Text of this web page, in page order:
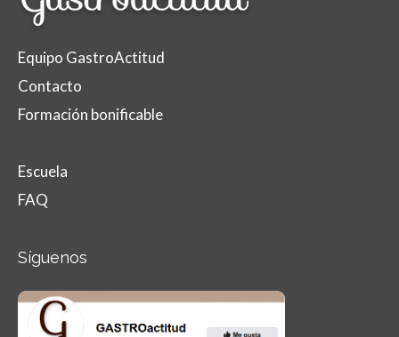
Equipo GastroActitud
Contacto
Formación bonificable
Escuela
FAQ
Síguenos